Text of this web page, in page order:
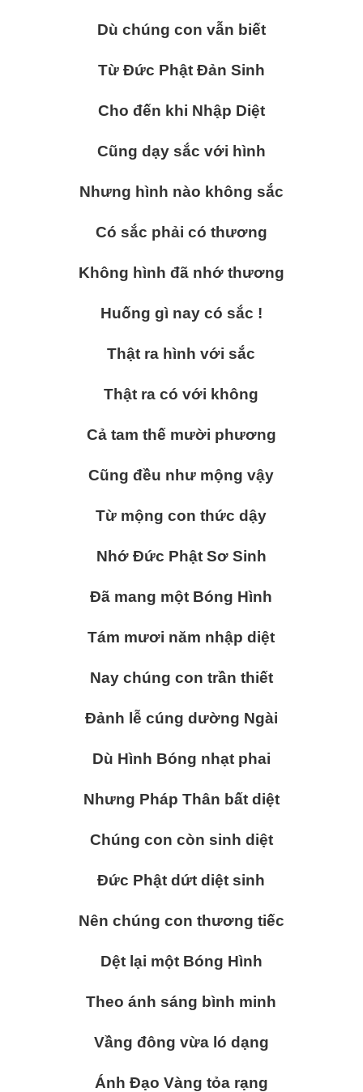
Dù chúng con vẫn biết
Từ Đức Phật Đản Sinh
Cho đến khi Nhập Diệt
Cũng dạy sắc với hình
Nhưng hình nào không sắc
Có sắc phải có thương
Không hình đã nhớ thương
Huống gì nay có sắc !
Thật ra hình với sắc
Thật ra có với không
Cả tam thế mười phương
Cũng đều như mộng vậy
Từ mộng con thức dậy
Nhớ Đức Phật Sơ Sinh
Đã mang một Bóng Hình
Tám mươi năm nhập diệt
Nay chúng con trần thiết
Đảnh lễ cúng dường Ngài
Dù Hình Bóng nhạt phai
Nhưng Pháp Thân bất diệt
Chúng con còn sinh diệt
Đức Phật dứt diệt sinh
Nên chúng con thương tiếc
Dệt lại một Bóng Hình
Theo ánh sáng bình minh
Vầng đông vừa ló dạng
Ánh Đạo Vàng tỏa rạng